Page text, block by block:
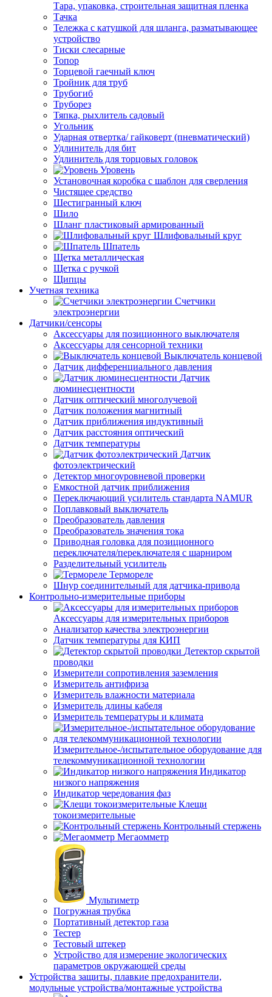
Тара, упаковка, строительная защитная пленка
Тачка
Тележка с катушкой для шланга, разматывающее
устройство
Тиски слесарные
Топор
Торцевой гаечный ключ
Тройник для труб
Трубогиб
Труборез
Тяпка, рыхлитель садовый
Угольник
Ударная отвертка/ гайковерт (пневматический)
Удлинитель для бит
Удлинитель для торцовых головок
Уровень
Установочная коробка с шаблон для сверления
Чистящее средство
Шестигранный ключ
Шило
Шланг пластиковый армированный
Шлифовальный круг
Шпатель
Щетка металлическая
Щетка с ручкой
Щипцы
Учетная техника
Счетчики
электроэнергии
Датчики/сенсоры
Аксессуары для позиционного выключателя
Аксессуары для сенсорной техники
Выключатель концевой
Датчик дифференциального давления
Датчик
люминесцентности
Датчик оптический многолучевой
Датчик положения магнитный
Датчик приближения индуктивный
Датчик расстояния оптический
Датчик температуры
Датчик
фотоэлектрический
Детектор многоуровневой проверки
Емкостной датчик приближения
Переключающий усилитель стандарта NAMUR
Поплавковый выключатель
Преобразователь давления
Преобразователь значения тока
Приводная головка для позиционного
переключателя/переключателя с шарниром
Разделительный усилитель
Термореле
Шнур соединительный для датчика-привода
Контрольно-измерительные приборы
Аксессуары для измерительных приборов
Анализатор качества электроэнергии
Датчик температуры для КИП
Детектор скрытой
проводки
Измерители сопротивления заземления
Измеритель антифриза
Измеритель влажности материала
Измеритель длины кабеля
Измеритель температуры и климата
Измерительное-/испытательное оборудование для
телекоммуникационной технологии
Индикатор
низкого напряжения
Индикатор чередования фаз
Клещи
токоизмерительные
Контрольный стержень
Мегаомметр
Мультиметр
Погружная трубка
Портативный детектор газа
Тестер
Тестовый штекер
Устройство для измерение экологических
параметров окружающей среды
Устройства защиты, плавкие предохранители,
модульные устройства/монтажные устройства